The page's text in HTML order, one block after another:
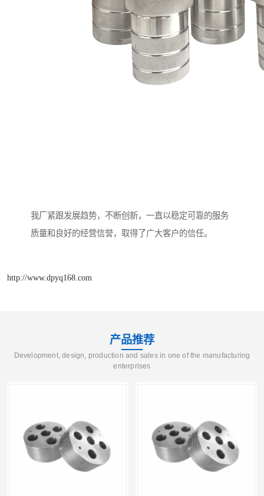
我厂紧跟发展趋势，不断创新，一直以稳定可靠的服务
质量和良好的经营信誉，取得了广大客户的信任。
http://www.dpyq168.com
产品推荐
Development, design, production and sales in one of the manufacturing
enterprises